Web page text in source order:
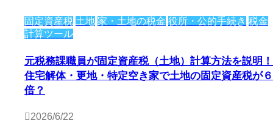
固定資産税 土地 家・土地の税金 役所・公的手続き 税金
計算ツール
元税務課職員が固定資産税（土地）計算方法を説明！
住宅解体・更地・特定空き家で土地の固定資産税が６
倍？
2026/6/22